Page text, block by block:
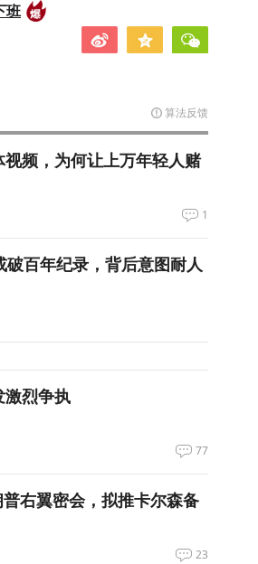
班
算法反馈
频，为何让上万年轻人赌
1
百年纪录，背后意图耐人
激烈争执
77
右翼密会，拟推卡尔森备
23